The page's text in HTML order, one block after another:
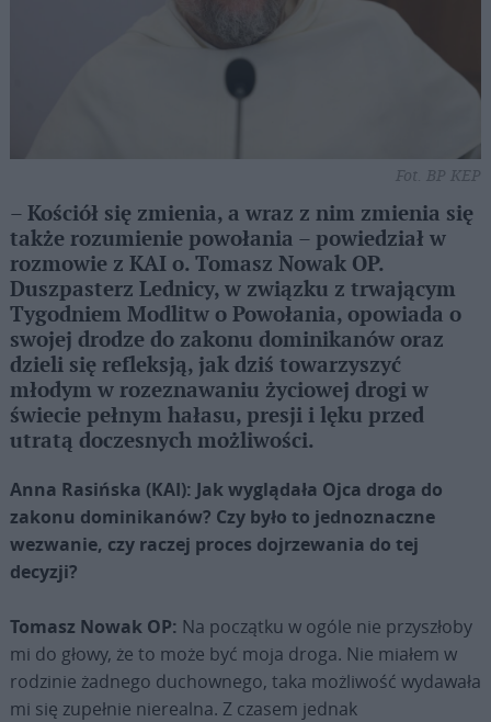
Fot. BP KEP
– Kościół się zmienia, a wraz z nim zmienia się
także rozumienie powołania – powiedział w
rozmowie z KAI o. Tomasz Nowak OP.
Duszpasterz Lednicy, w związku z trwającym
Tygodniem Modlitw o Powołania, opowiada o
swojej drodze do zakonu dominikanów oraz
dzieli się refleksją, jak dziś towarzyszyć
młodym w rozeznawaniu życiowej drogi w
świecie pełnym hałasu, presji i lęku przed
utratą doczesnych możliwości.
Anna Rasińska (KAI): Jak wyglądała Ojca droga do
zakonu dominikanów? Czy było to jednoznaczne
wezwanie, czy raczej proces dojrzewania do tej
decyzji?
Tomasz Nowak OP: Na początku w ogóle nie przyszłoby
mi do głowy, że to może być moja droga. Nie miałem w
rodzinie żadnego duchownego, taka możliwość wydawała
mi się zupełnie nierealna. Z czasem jednak